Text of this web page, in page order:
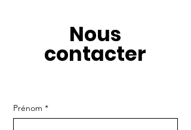
Nous
contacter
Prénom *